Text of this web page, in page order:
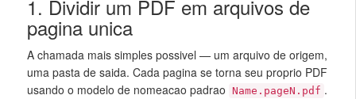
1. Dividir um PDF em arquivos de
pagina unica
A chamada mais simples possivel — um arquivo de origem,
uma pasta de saida. Cada pagina se torna seu proprio PDF
usando o modelo de nomeacao padrao
Name.pageN.pdf .